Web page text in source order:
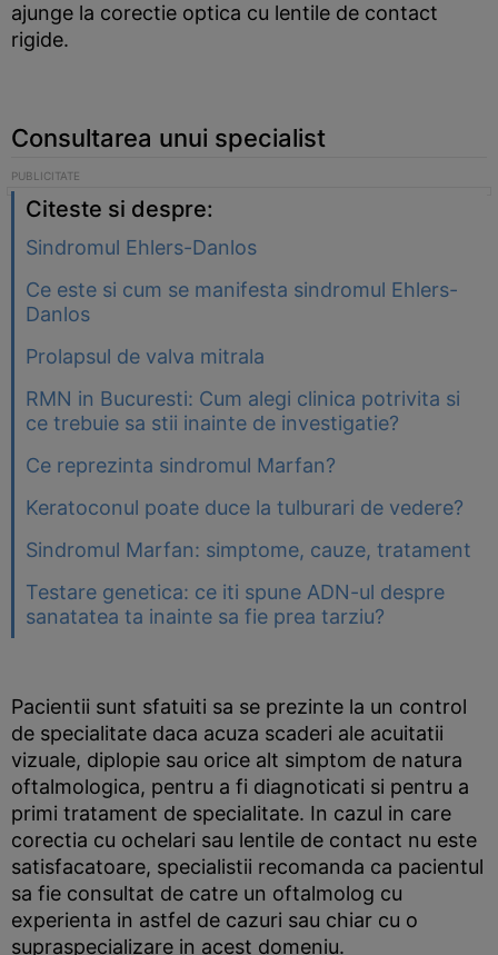
ajunge la corectie optica cu lentile de contact
rigide.
Consultarea unui specialist
Citeste si despre:
Sindromul Ehlers-Danlos
Ce este si cum se manifesta sindromul Ehlers-
Danlos
Prolapsul de valva mitrala
RMN in Bucuresti: Cum alegi clinica potrivita si
ce trebuie sa stii inainte de investigatie?
Ce reprezinta sindromul Marfan?
Keratoconul poate duce la tulburari de vedere?
Sindromul Marfan: simptome, cauze, tratament
Testare genetica: ce iti spune ADN-ul despre
sanatatea ta inainte sa fie prea tarziu?
Pacientii sunt sfatuiti sa se prezinte la un control
de specialitate daca acuza scaderi ale acuitatii
vizuale, diplopie sau orice alt simptom de natura
oftalmologica, pentru a fi diagnoticati si pentru a
primi tratament de specialitate. In cazul in care
corectia cu ochelari sau lentile de contact nu este
satisfacatoare, specialistii recomanda ca pacientul
sa fie consultat de catre un oftalmolog cu
experienta in astfel de cazuri sau chiar cu o
supraspecializare in acest domeniu.